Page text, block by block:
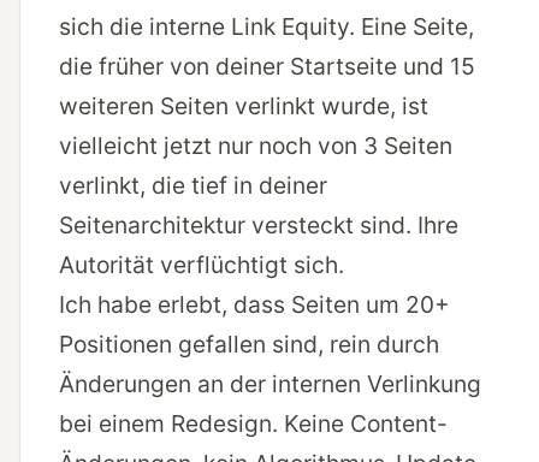
sich die interne Link Equity. Eine Seite,
die früher von deiner Startseite und 15
weiteren Seiten verlinkt wurde, ist
vielleicht jetzt nur noch von 3 Seiten
verlinkt, die tief in deiner
Seitenarchitektur versteckt sind. Ihre
Autorität verflüchtigt sich.
Ich habe erlebt, dass Seiten um 20+
Positionen gefallen sind, rein durch
Änderungen an der internen Verlinkung
bei einem Redesign. Keine Content-